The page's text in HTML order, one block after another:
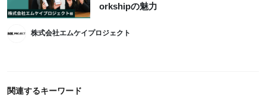
orkshipの魅力
株式会社エムケイプロジェクト
関連するキーワード